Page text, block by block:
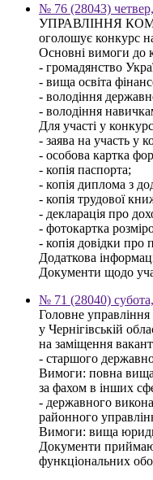
№ 76 (28043)
УПРАВЛІННЯ
оголошує конкурс на
Основні вимоги до
- громадянство
- вища освіта
- володіння
- володіння
Для участі у
- заява на участь у
- особова картка
- копія паспорта;
- копія диплома з
- копія трудової
- декларація про
- фотокартка
- копія довідки про
Додаткова
Документи щодо
№ 71 (28040)
Головне управління
у Чернігівській
на заміщення
- старшого
Вимоги: повна вища
за фахом в інших
- державного
районного
Вимоги: вища
Документи
функціональних